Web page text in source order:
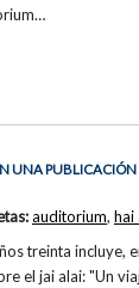
UNA PUBLICACIÓN
treinta incluye,
el jai alai: "Un
auditorium, hai